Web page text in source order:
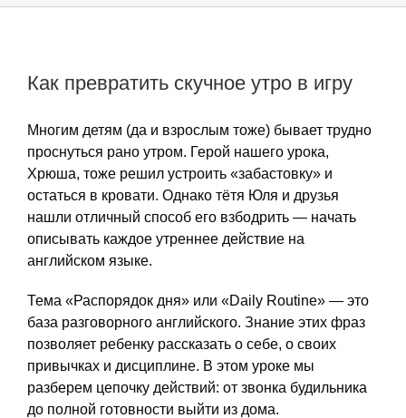
Как превратить скучное утро в игру
Многим детям (да и взрослым тоже) бывает трудно
проснуться рано утром. Герой нашего урока,
Хрюша, тоже решил устроить «забастовку» и
остаться в кровати. Однако тётя Юля и друзья
нашли отличный способ его взбодрить — начать
описывать каждое утреннее действие на
английском языке.
Тема «Распорядок дня» или «Daily Routine» — это
база разговорного английского. Знание этих фраз
позволяет ребенку рассказать о себе, о своих
привычках и дисциплине. В этом уроке мы
разберем цепочку действий: от звонка будильника
до полной готовности выйти из дома.